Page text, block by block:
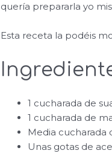
quería prepararla yo
Esta receta la podéis
1 cucharada de
1 cucharada de
Media cucharada
Unas gotas de